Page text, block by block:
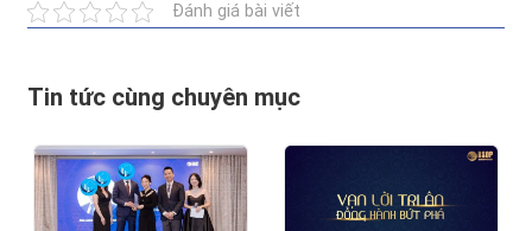
Đánh giá bài viết
Tin tức cùng chuyên mục